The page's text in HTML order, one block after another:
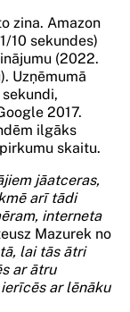
zina. Amazon
10 sekundes)
(2022.
Uzņēmumā
2017.
ilgāks
skaitu.
jāatceras,
arī tādi
interneta
Mazurek no
lai tās ātri
ar ātru
ar lēnāku